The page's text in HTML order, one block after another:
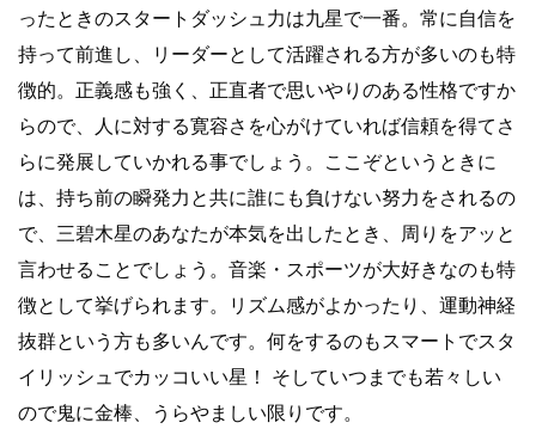
ったときのスタートダッシュ力は九星で一番。常に自信を
持って前進し、リーダーとして活躍される方が多いのも特
徴的。正義感も強く、正直者で思いやりのある性格ですか
らので、人に対する寛容さを心がけていれば信頼を得てさ
らに発展していかれる事でしょう。ここぞというときに
は、持ち前の瞬発力と共に誰にも負けない努力をされるの
で、三碧木星のあなたが本気を出したとき、周りをアッと
言わせることでしょう。音楽・スポーツが大好きなのも特
徴として挙げられます。リズム感がよかったり、運動神経
抜群という方も多いんです。何をするのもスマートでスタ
イリッシュでカッコいい星！ そしていつまでも若々しい
ので鬼に金棒、うらやましい限りです。